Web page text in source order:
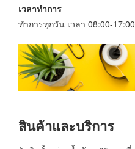
เวลาทำการ
ทำการทุกวัน เวลา 08:00-17:00
สินค้าและบริการ